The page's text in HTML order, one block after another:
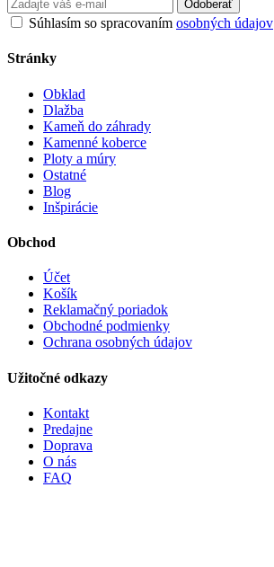
Odoberať
Súhlasím so spracovaním osobných údajov
Stránky
Obklad
Dlažba
Kameň do záhrady
Kamenné koberce
Ploty a múry
Ostatné
Blog
Inšpirácie
Obchod
Účet
Košík
Reklamačný poriadok
Obchodné podmienky
Ochrana osobných údajov
Užitočné odkazy
Kontakt
Predajne
Doprava
O nás
FAQ